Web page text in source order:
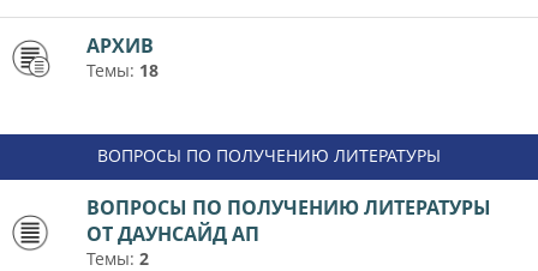
АРХИВ
Темы: 18
ВОПРОСЫ ПО ПОЛУЧЕНИЮ ЛИТЕРАТУРЫ
ВОПРОСЫ ПО ПОЛУЧЕНИЮ ЛИТЕРАТУРЫ
ОТ ДАУНСАЙД АП
Темы: 2